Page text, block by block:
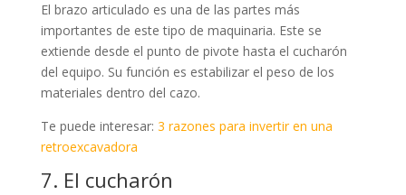
El brazo articulado es una de las partes más
importantes de este tipo de maquinaria. Este se
extiende desde el punto de pivote hasta el cucharón
del equipo. Su función es estabilizar el peso de los
materiales dentro del cazo.
Te puede interesar: 3 razones para invertir en una
retroexcavadora
7. El cucharón